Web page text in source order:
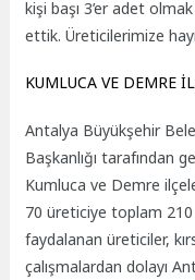
kişi başı 3’er adet
ettik. Üreticilerimize
KUMLUCA VE DEMRE
Antalya Büyükşehir
Başkanlığı tarafından
Kumluca ve Demre
70 üreticiye toplam 210
faydalanan üreticiler,
çalışmalardan dolayı